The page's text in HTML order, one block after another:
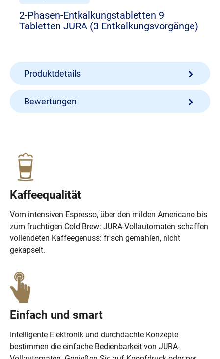
2-Phasen-Entkalkungstabletten 9
Tabletten JURA (3 Entkalkungsvorgänge)
Produktdetails
Bewertungen
Kaffeequalität
Vom intensiven Espresso, über den milden Americano bis
zum fruchtigen Cold Brew: JURA-Vollautomaten schaffen
vollendeten Kaffeegenuss: frisch gemahlen, nicht
gekapselt.
Einfach und smart
Intelligente Elektronik und durchdachte Konzepte
bestimmen die einfache Bedienbarkeit von JURA-